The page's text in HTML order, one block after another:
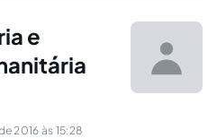
desde seu
e
2016 às 15:28